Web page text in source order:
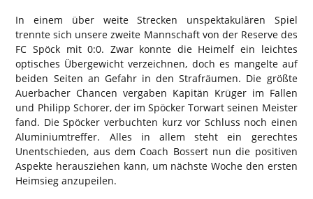
In einem über weite Strecken unspektakulären Spiel
trennte sich unsere zweite Mannschaft von der Reserve des
FC Spöck mit 0:0. Zwar konnte die Heimelf ein leichtes
optisches Übergewicht verzeichnen, doch es mangelte auf
beiden Seiten an Gefahr in den Strafräumen. Die größte
Auerbacher Chancen vergaben Kapitän Krüger im Fallen
und Philipp Schorer, der im Spöcker Torwart seinen Meister
fand. Die Spöcker verbuchten kurz vor Schluss noch einen
Aluminiumtreffer. Alles in allem steht ein gerechtes
Unentschieden, aus dem Coach Bossert nun die positiven
Aspekte herausziehen kann, um nächste Woche den ersten
Heimsieg anzupeilen.